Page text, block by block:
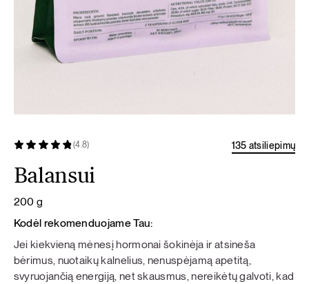
(4.8) 135 atsiliepimų
Balansui
200 g
Kodėl rekomenduojame Tau:
Jei kiekvieną mėnesį hormonai šokinėja ir atsineša
bėrimus, nuotaikų kalnelius, nenuspėjamą apetitą,
svyruojančią energiją, net skausmus, nereikėtų galvoti, kad